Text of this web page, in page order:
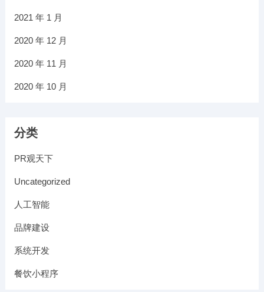
2021 年 1 月
2020 年 12 月
2020 年 11 月
2020 年 10 月
分类
PR观天下
Uncategorized
人工智能
品牌建设
系统开发
餐饮小程序